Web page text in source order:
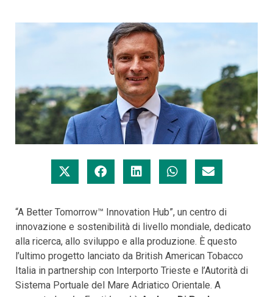
“A Better Tomorrow™ Innovation Hub”, un centro di
innovazione e sostenibilità di livello mondiale, dedicato
alla ricerca, allo sviluppo e alla produzione. È questo
l’ultimo progetto lanciato da British American Tobacco
Italia in partnership con Interporto Trieste e l’Autorità di
Sistema Portuale del Mare Adriatico Orientale. A